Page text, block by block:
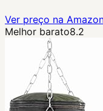
Ver preço na
Melhor barato8.2